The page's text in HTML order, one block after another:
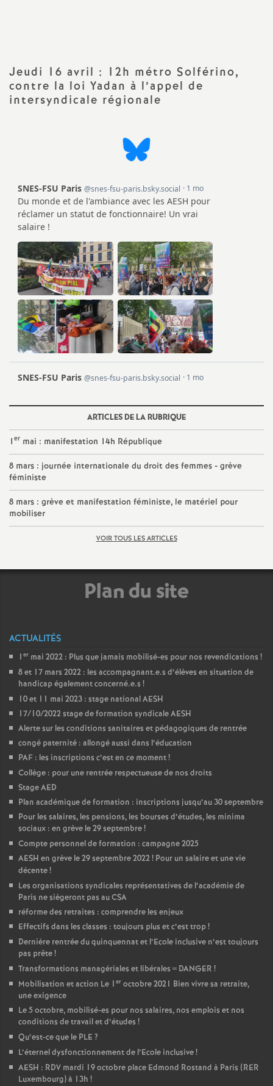
t
i
a
l
d
e
s
E
n
s
e
i
g
n
n
t
d
e
S
e
c
o
n
d
d
e
g
Jeudi 16 avril : 12h métro Solférino,
contre la loi Yadan à l’appel de
intersyndicale régionale
ARTICLES DE LA RUBRIQUE
1er mai : manifestation 14h République
8 mars : journée internationale du droit des femmes - grève
féministe
8 mars : grève et manifestation féministe, le matériel pour
mobiliser
VOIR TOUS LES ARTICLES
Plan du site
ACTUALITÉS
1 er mai 2022 : Plus que jamais mobilisé-es pour nos revendications !
8 et 17 mars 2022 : les accompagnant.e.s d’élèves en situation de
handicap également concerné.e.s !
10 et 11 mai 2023 : stage national AESH
17/10/2022 stage de formation syndicale AESH
Alerte sur les conditions sanitaires et pédagogiques de rentrée
congé paternité : allongé aussi dans l’éducation
PAF : les inscriptions c’est en ce moment!
Collège : pour une rentrée respectueuse de nos droits
Stage AED
Plan académique de formation : inscriptions jusqu’au 30 septembre
Pour les salaires, les pensions, les bourses d’études, les minima
sociaux : en grève le 29 septembre!
Compte personnel de formation : campagne 2025
AESH en grève le 29 septembre 2022! Pour un salaire et une vie
décente!
Les organisations syndicales représentatives de l’académie de
Paris ne siègeront pas au CSA
réforme des retraites : comprendre les enjeux
Effectifs dans les classes : toujours plus et c’est trop!
Dernière rentrée du quinquennat et l’Ecole inclusive n’est toujours
pas prête!
Transformations managériales et libérales = DANGER !
Mobilisation et action Le 1 er octobre 2021 Bien vivre sa retraite,
une exigence
Le 5 octobre, mobilisé-es pour nos salaires, nos emplois et nos
conditions de travail et d’études !
Qu’est-ce que le PLE ?
L’éternel dysfonctionnement de l’Ecole inclusive!
AESH : RDV mardi 19 octobre place Edmond Rostand à Paris (RER
Luxembourg) à 13h !